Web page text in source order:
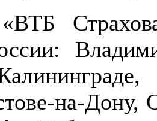
на-Дону,